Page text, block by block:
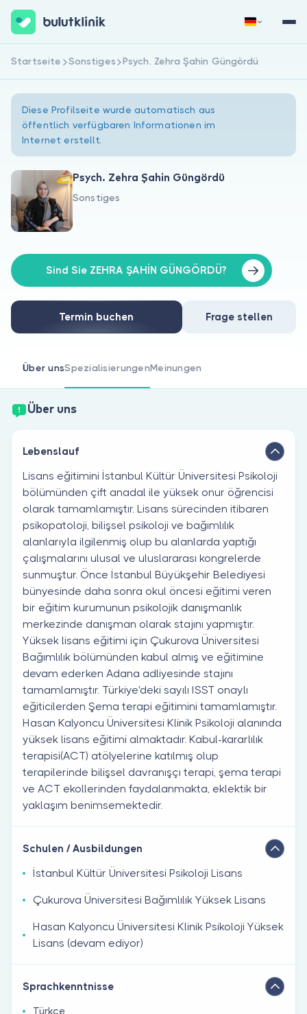
Über uns
Für Patienten
Für Ärzte
Jetzt registrieren Anmelden
Startseite Sonstiges Psych. Zehra Şahin Güngördü
Diese Profilseite wurde automatisch aus
öffentlich verfügbaren Informationen im
Internet erstellt.
Psych. Zehra Şahin Güngördü
Sonstiges
Sind Sie ZEHRA ŞAHİN GÜNGÖRDÜ?
Termin buchen Frage stellen
Über unsSpezialisierungenMeinungen
Über uns
Lebenslauf
Lisans eğitimini İstanbul Kültür Üniversitesi Psikoloji
bölümünden çift anadal ile yüksek onur öğrencisi
olarak tamamlamıştır. Lisans sürecinden itibaren
psikopatoloji, bilişsel psikoloji ve bağımlılık
alanlarıyla ilgilenmiş olup bu alanlarda yaptığı
çalışmalarını ulusal ve uluslararası kongrelerde
sunmuştur. Önce İstanbul Büyükşehir Belediyesi
bünyesinde daha sonra okul öncesi eğitimi veren
bir eğitim kurumunun psikolojik danışmanlık
merkezinde danışman olarak stajını yapmıştır.
Yüksek lisans eğitimi için Çukurova Üniversitesi
Bağımlılık bölümünden kabul almış ve eğitimine
devam ederken Adana adliyesinde stajını
tamamlamıştır. Türkiye'deki sayılı ISST onaylı
eğiticilerden Şema terapi eğitimini tamamlamıştır.
Hasan Kalyoncu Üniversitesi Klinik Psikoloji alanında
yüksek lisans eğitimi almaktadır. Kabul-kararlılık
terapisi(ACT) atölyelerine katılmış olup
terapilerinde bilişsel davranışçı terapi, şema terapi
ve ACT ekollerinden faydalanmakta, eklektik bir
yaklaşım benimsemektedir.
Schulen / Ausbildungen
İstanbul Kültür Üniversitesi Psikoloji Lisans
Çukurova Üniversitesi Bağımlılık Yüksek Lisans
Hasan Kalyoncu Üniversitesi Klinik Psikoloji Yüksek
Lisans (devam ediyor)
Sprachkenntnisse
Türkçe